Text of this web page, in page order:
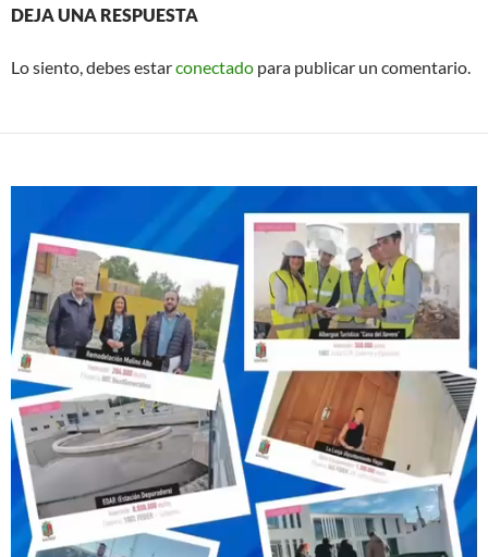
DEJA UNA RESPUESTA
Lo siento, debes estarconectado para publicar un comentario.